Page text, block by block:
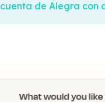
de Alegra con